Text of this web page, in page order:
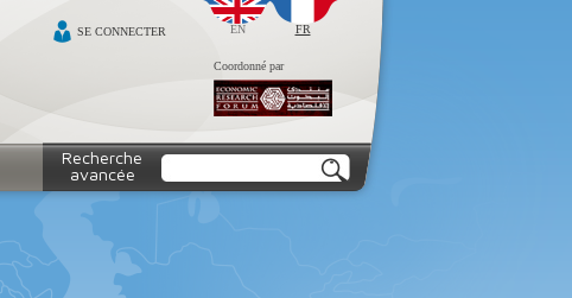
EN FR
SE CONNECTER
Coordonné par
Recherche
avancée